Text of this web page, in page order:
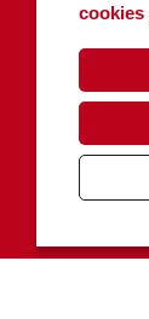
cookies